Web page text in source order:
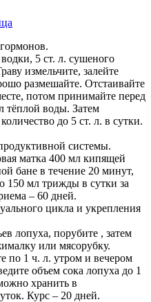
5 ст. л. сушеного
измельчите, залейте
размешайте. Отстаивайте
потом принимайте перед
тёплой воды. Затем
до 5 ст. л. в сутки.
системы.
матка 400 мл кипящей
бане в течение 20 минут,
150 мл трижды в сутки за
– 60 дней.
цикла и укрепления
лопуха, порубите , затем
или мясорубку.
по 1 ч. л. утром и вечером
объем сока лопуха до 1
хранить в
Курс – 20 дней.